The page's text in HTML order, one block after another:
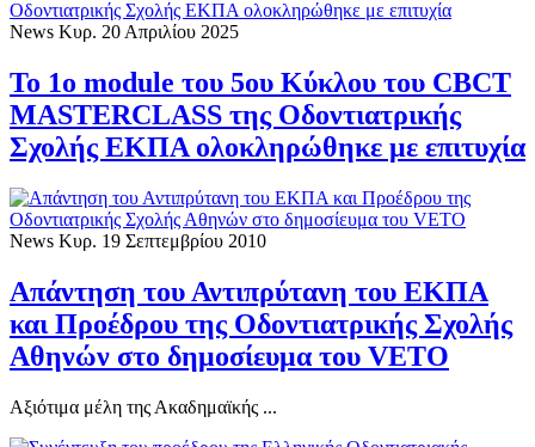
News Κυρ. 20 Απριλίου 2025
Το 1ο module του 5ου Κύκλου του CBCT
MASTERCLASS της Οδοντιατρικής
Σχολής ΕΚΠΑ ολοκληρώθηκε με επιτυχία
News Κυρ. 19 Σεπτεμβρίου 2010
Απάντηση του Αντιπρύτανη του ΕΚΠΑ
και Προέδρου της Οδοντιατρικής Σχολής
Αθηνών στο δημοσίευμα του VETO
Αξιότιμα μέλη της Ακαδημαϊκής ...